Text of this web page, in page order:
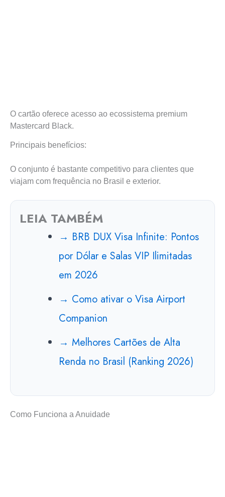
O cartão oferece acesso ao ecossistema premium
Mastercard Black.
Principais benefícios:
O conjunto é bastante competitivo para clientes que
viajam com frequência no Brasil e exterior.
LEIA TAMBÉM
→ BRB DUX Visa Infinite: Pontos
por Dólar e Salas VIP Ilimitadas
em 2026
→ Como ativar o Visa Airport
Companion
→ Melhores Cartões de Alta
Renda no Brasil (Ranking 2026)
Como Funciona a Anuidade